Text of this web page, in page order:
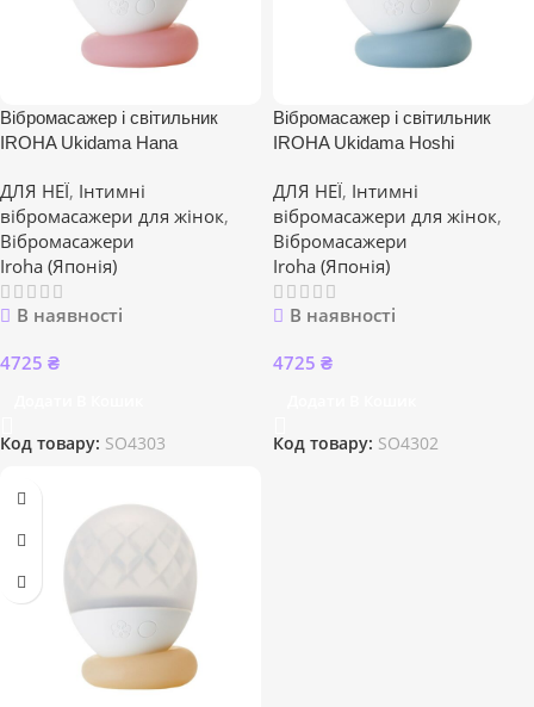
Вібромасажер і світильник
IROHA Ukidama Hana
ДЛЯ НЕЇ, Інтимні
вібромасажери для жінок,
Вібромасажери
Iroha (Японія)
В наявності
4725 ₴
Код товару: SO4303
Вібромасажер і світильник
IROHA Ukidama Hoshi
ДЛЯ НЕЇ, Інтимні
вібромасажери для жінок,
Вібромасажери
Iroha (Японія)
В наявності
4725 ₴
Код товару: SO4302